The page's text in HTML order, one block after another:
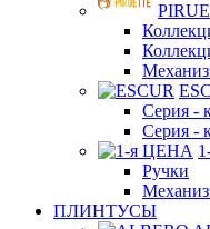
Серия -
Серия -
Ручки
ПЛИНТУСЫ